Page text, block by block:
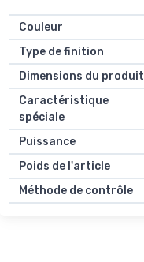
Couleur
Type de finition
Dimensions du produit
Caractéristique
spéciale
Puissance
Poids de l'article
Méthode de contrôle